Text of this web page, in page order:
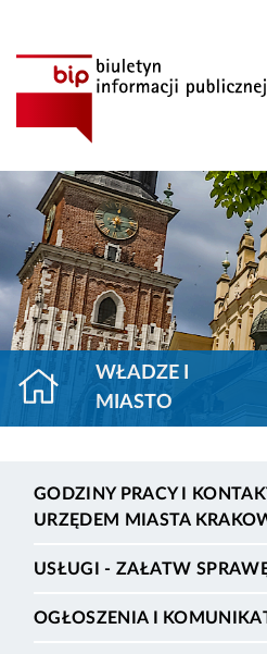
WŁADZE I
MIASTO
GODZINY PRACY I
URZĘDEM MIASTA
USŁUGI - ZAŁATW
OGŁOSZENIA I